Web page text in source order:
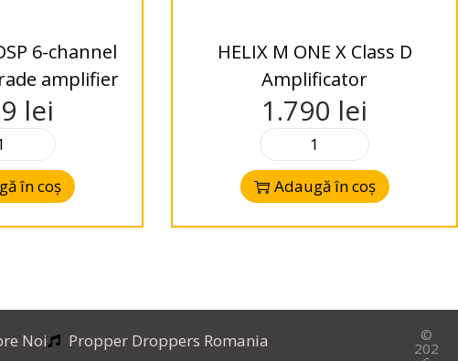
6-channel
amplifier
lei
în coș
HELIX M ONE X Class D
Amplificator
1.790 lei
Adaugă în coș
Noi Propper Droppers Romania ©
202